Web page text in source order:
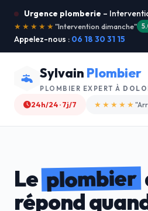
Urgence plomberie –
★★★★★"Service ultra rapide !"
Appelez-nous : 06 18 30 31 15
Sylvain Plombier
PLOMBIER EXPERT À
24h/24 · 7j/7 ★★★★☆
Leplombier
répond